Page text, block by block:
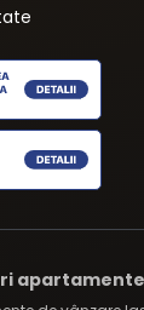
apartamente